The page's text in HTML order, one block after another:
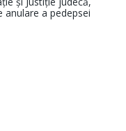
anulare a pedepsei